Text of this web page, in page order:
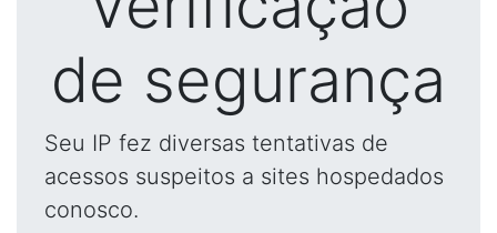
de segurança
Seu IP fez diversas tentativas de
acessos suspeitos a sites hospedados
conosco.